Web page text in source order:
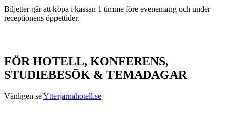
Biljetter går att köpa i kassan 1 timme före evenemang och under
receptionens öppettider.
FÖR HOTELL, KONFERENS,
STUDIEBESÖK & TEMADAGAR
Vänligen seYtterjarnahotell.se